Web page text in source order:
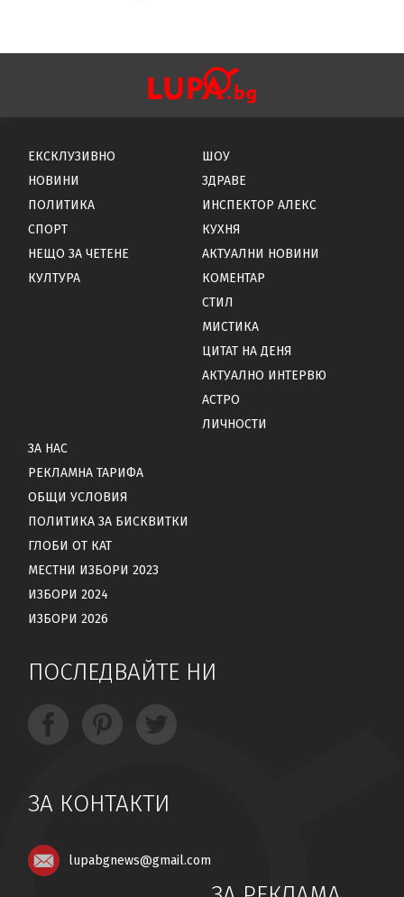
ЕКСКЛУЗИВНО
НОВИНИ
ПОЛИТИКА
СПОРТ
НЕЩО ЗА ЧЕТЕНЕ
КУЛТУРА
ШОУ
ЗДРАВЕ
ИНСПЕКТОР АЛЕКС
КУХНЯ
АКТУАЛНИ НОВИНИ
КОМЕНТАР
СТИЛ
МИСТИКА
ЦИТАТ НА ДЕНЯ
АКТУАЛНО ИНТЕРВЮ
АСТРО
ЛИЧНОСТИ
ЗА НАС
РЕКЛАМНА ТАРИФА
ОБЩИ УСЛОВИЯ
ПОЛИТИКА ЗА БИСКВИТКИ
ГЛОБИ ОТ КАТ
МЕСТНИ ИЗБОРИ 2023
ИЗБОРИ 2024
ИЗБОРИ 2026
ПОСЛЕДВАЙТЕ НИ
ЗА КОНТАКТИ
lupabgnews@gmail.com